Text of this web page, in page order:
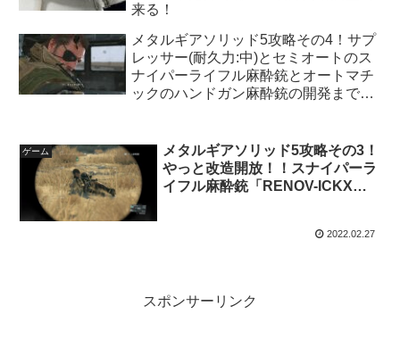
来る！
メタルギアソリッド5攻略その4！サプ
レッサー(耐久力:中)とセミオートのス
ナイパーライフル麻酔銃とオートマチ
ックのハンドガン麻酔銃の開発までの
ゲーム
メタルギアソリッド5攻略その3！
やっと改造開放！！スナイパーラ
イフル麻酔銃「RENOV-ICKX
2022.02.27
スポンサーリンク